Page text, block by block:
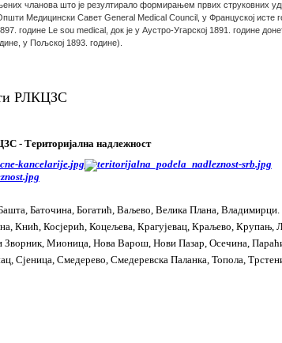
чланова што је резултирало формирањем првих струковних
Медицински Савет General Medical Council, у Француској исте
године Le sou medical, док је у Аустро-Угарској 1891. године
у Пољској 1893. године).
РЛКЦЗС
- Територијална надлежност
Баточина, Богатић, Ваљево, Велика Плана,
Кнић, Косјерић, Коцељева, Крагујевац, Краљево, Крупањ,
Мионица, Нова Варош, Нови Пазар, Осечина,
Сјеница, Смедерево, Смедеревска Паланка, Топола,